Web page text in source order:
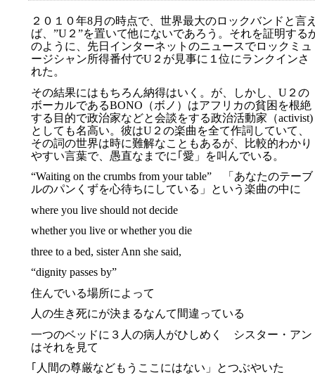
２０１０年8月の時点で、世界最大のロックバンドと言
ば、”U２”を置いて他にないであろう。それを証明する
のように、先日インターネットのニュースでロックミュ
ージシャン所得番付でU２が見事に１位にランクインさ
れた。
その結果にはもちろん納得はいく。が、しかし、U２の
ボーカルであるBONO（ボノ）はアフリカの貧困を根絶
する目的で政治家などと会談をする政治活動家（activist)
としても名高い。彼はU２の楽曲を全て作詞していて、
その詞の世界は時に難解なこともあるが、比較的わかり
やすい言葉で、愚直なまでに｢愛」を叫んでいる。
“Waiting on the crumbs from your table” 「あなたのテーブ
ルのパンくずを心待ちにしている」という楽曲の中に
where you live should not decide
whether you live or whether you die
three to a bed, sister Ann she said,
“dignity passes by”
住んでいる場所によって
人の生き死にが決まるなんて間違っている
一つのベッドに３人の病人がひしめく シスター・アン
はそれを見て
｢人間の尊厳などもうここにはない」とつぶやいた